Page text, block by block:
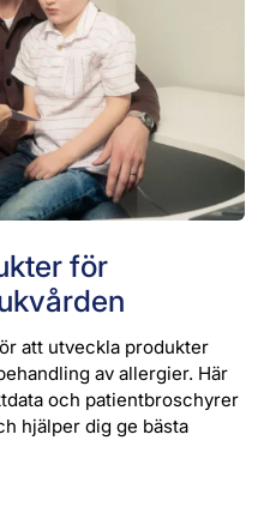
för
att utveckla produkter
av allergier. Här
och patientbroschyrer
hjälper dig ge bästa